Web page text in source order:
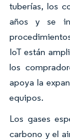
tuberías, los
años y se
IoT están
los
apoya la
equipos.
Los gases
carbono y el